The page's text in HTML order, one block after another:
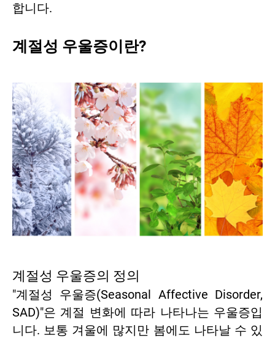
합니다.
계절성 우울증이란?
계절성 우울증의 정의
"계절성 우울증(Seasonal Affective Disorder,
SAD)"은 계절 변화에 따라 나타나는 우울증입
니다. 보통 겨울에 많지만 봄에도 나타날 수 있